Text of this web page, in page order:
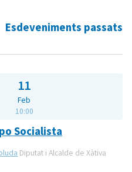
Esdeveniments passats
11
Feb
10:00
Socialista
Diputat i Alcalde de Xàtiva